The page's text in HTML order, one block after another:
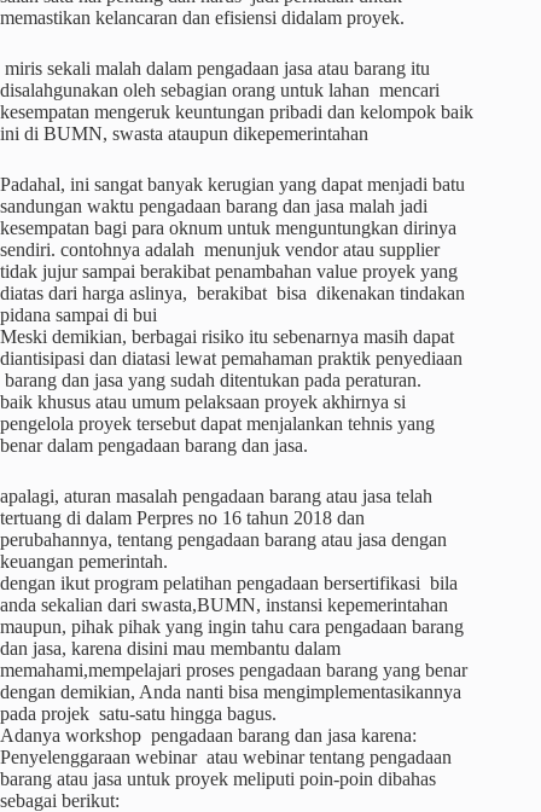
memastikan kelancaran dan efisiensi didalam proyek.
miris sekali malah dalam pengadaan jasa atau barang itu
disalahgunakan oleh sebagian orang untuk lahan mencari
kesempatan mengeruk keuntungan pribadi dan kelompok baik
ini di BUMN, swasta ataupun dikepemerintahan
Padahal, ini sangat banyak kerugian yang dapat menjadi batu
sandungan waktu pengadaan barang dan jasa malah jadi
kesempatan bagi para oknum untuk menguntungkan dirinya
sendiri. contohnya adalah menunjuk vendor atau supplier
tidak jujur sampai berakibat penambahan value proyek yang
diatas dari harga aslinya, berakibat bisa dikenakan tindakan
pidana sampai di bui
Meski demikian, berbagai risiko itu sebenarnya masih dapat
diantisipasi dan diatasi lewat pemahaman praktik penyediaan
barang dan jasa yang sudah ditentukan pada peraturan.
baik khusus atau umum pelaksaan proyek akhirnya si
pengelola proyek tersebut dapat menjalankan tehnis yang
benar dalam pengadaan barang dan jasa.
apalagi, aturan masalah pengadaan barang atau jasa telah
tertuang di dalam Perpres no 16 tahun 2018 dan
perubahannya, tentang pengadaan barang atau jasa dengan
keuangan pemerintah.
dengan ikut program pelatihan pengadaan bersertifikasi bila
anda sekalian dari swasta,BUMN, instansi kepemerintahan
maupun, pihak pihak yang ingin tahu cara pengadaan barang
dan jasa, karena disini mau membantu dalam
memahami,mempelajari proses pengadaan barang yang benar
dengan demikian, Anda nanti bisa mengimplementasikannya
pada projek satu-satu hingga bagus.
Adanya workshop pengadaan barang dan jasa karena:
Penyelenggaraan webinar atau webinar tentang pengadaan
barang atau jasa untuk proyek meliputi poin-poin dibahas
sebagai berikut: